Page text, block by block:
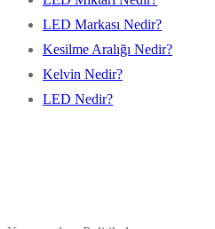
LED Markası Nedir?
Kesilme Aralığı Nedir?
Kelvin Nedir?
LED Nedir?